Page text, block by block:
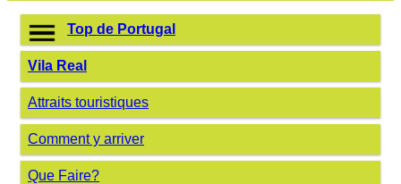
Top de Portugal
Vila Real
Attraits touristiques
Comment y arriver
Que Faire?